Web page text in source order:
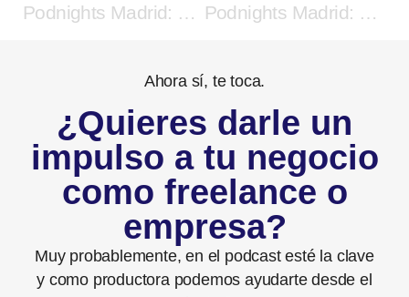
Podnights Madrid: Cuéntaselo a otro Podnights Madrid: El Recuento Musical
Ahora sí, te toca.
¿Quieres darle un
impulso a tu negocio
como freelance o
empresa?
Muy probablemente, en el podcast esté la clave
y como productora podemos ayudarte desde el